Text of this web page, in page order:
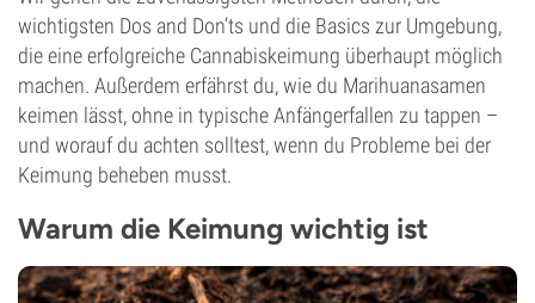
wichtigsten Dos and Don’ts und die Basics zur Umgebung,
die eine erfolgreiche Cannabiskeimung überhaupt möglich
machen. Außerdem erfährst du, wie du Marihuanasamen
keimen lässt, ohne in typische Anfängerfallen zu tappen –
und worauf du achten solltest, wenn du Probleme bei der
Keimung beheben musst.
Warum die Keimung wichtig ist